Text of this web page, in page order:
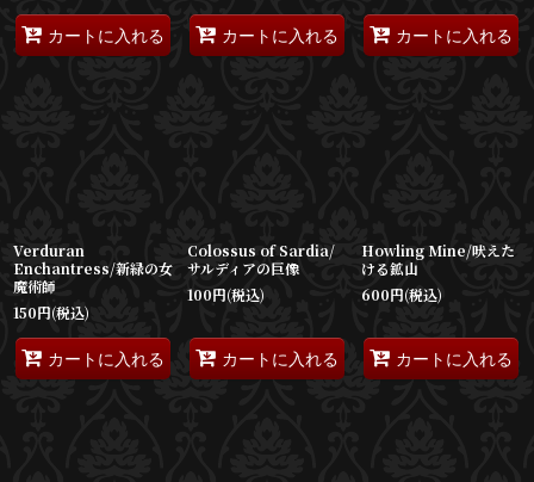
カートに入れる カートに入れる カートに入れる
Verduran
Enchantress/新緑の女
魔術師
150円(税込)
カートに入れる
Colossus of Sardia/
サルディアの巨像
100円(税込)
カートに入れる
Howling Mine/吠えた
ける鉱山
600円(税込)
カートに入れる